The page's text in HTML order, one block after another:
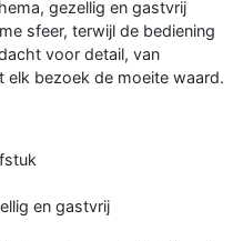
gezellig en gastvrij
sfeer, terwijl de bediening
voor detail, van
elk bezoek de moeite waard.
en gastvrij